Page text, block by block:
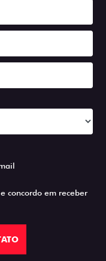
e concordo em receber